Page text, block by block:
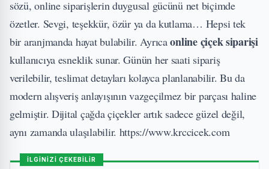
sözü, online siparişlerin duygusal gücünü net biçimde
özetler. Sevgi, teşekkür, özür ya da kutlama… Hepsi tek
bir aranjmanda hayat bulabilir. Ayrıcaonline çiçek siparişi
kullanıcıya esneklik sunar. Günün her saati sipariş
verilebilir, teslimat detayları kolayca planlanabilir. Bu da
modern alışveriş anlayışının vazgeçilmez bir parçası haline
gelmiştir. Dijital çağda çiçekler artık sadece güzel değil,
aynı zamanda ulaşılabilir. https://www.krccicek.com
İLGİNİZİ ÇEKEBİLİR